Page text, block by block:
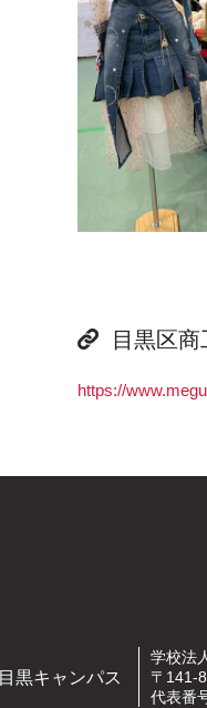
目黒区
https://
目黒キャンパス
学校法
〒141-
代表番